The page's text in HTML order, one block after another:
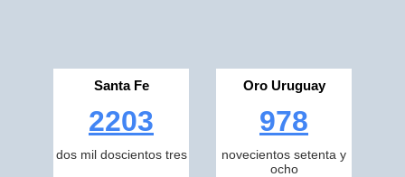
Santa Fe
2203
dos mil doscientos tres
Oro Uruguay
978
novecientos setenta y
ocho